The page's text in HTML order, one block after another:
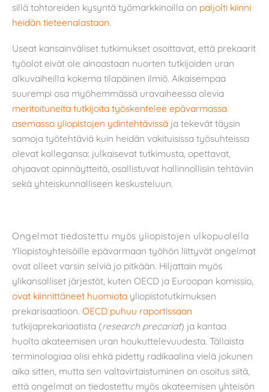
sillä tohtoreiden kysyntä työmarkkinoilla on paljolti kiinni
heidän tieteenalastaan.
Useat kansainväliset tutkimukset osoittavat, että prekaarit
työolot eivät ole ainoastaan nuorten tutkijoiden uran
alkuvaiheilla kokema tilapäinen ilmiö. Aikaisempaa
suurempi osa myöhemmässä uravaiheessa olevia
meritoituneita tutkijoita työskentelee epävarmassa
asemassa yliopistojen ydintehtävissä ja tekevät täysin
samoja työtehtäviä kuin heidän vakituisissa työsuhteissa
olevat kollegansa: julkaisevat tutkimusta, opettavat,
ohjaavat opinnäytteitä, osallistuvat hallinnollisiin tehtäviin
sekä yhteiskunnalliseen keskusteluun.
Ongelmat tiedostettu myös yliopistojen ulkopuolella
Yliopistoyhteisöille epävarmaan työhön liittyvät ongelmat
ovat olleet varsin selviä jo pitkään. Hiljattain myös
ylikansalliset järjestöt, kuten OECD ja Euroopan komissio,
ovat kiinnittäneet huomiota yliopistotutkimuksen
prekarisaatioon. OECD puhuu raportissaan
tutkijaprekariaatista (research precariat) ja kantaa
huolta akateemisen uran houkuttelevuudesta. Tällaista
terminologiaa olisi ehkä pidetty radikaalina vielä jokunen
aika sitten, mutta sen valtavirtaistuminen on osoitus siitä,
että ongelmat on tiedostettu myös akateemisen yhteisön